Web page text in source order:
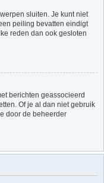
sluiten. Je kunt niet
peiling bevatten eindigt
reden dan ook gesloten
berichten geassocieerd
Of je al dan niet gebruik
door de beheerder